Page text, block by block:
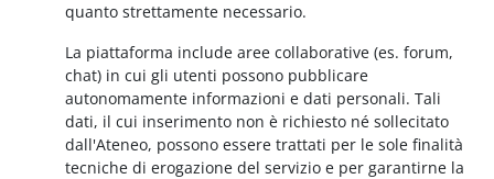
quanto strettamente necessario.
La piattaforma include aree collaborative (es. forum,
chat) in cui gli utenti possono pubblicare
autonomamente informazioni e dati personali. Tali
dati, il cui inserimento non è richiesto né sollecitato
dall'Ateneo, possono essere trattati per le sole finalità
tecniche di erogazione del servizio e per garantirne la